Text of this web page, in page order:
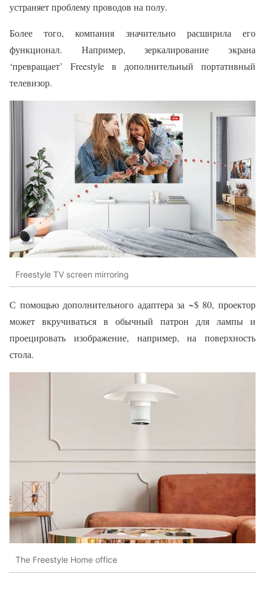
устраняет проблему проводов на полу.
Более того, компания значительно расширила его
функционал. Например, зеркалирование экрана
‘превращает’ Freestyle в дополнительный портативный
телевизор.
Freestyle TV screen mirroring
С помощью дополнительного адаптера за ~$ 80, проектор
может вкручиваться в обычный патрон для лампы и
проецировать изображение, например, на поверхность
стола.
The Freestyle Home office